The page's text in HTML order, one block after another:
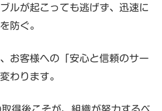
ルが起こっても逃げず、迅速に
防ぐ。
お客様への「安心と信頼のサー
わります。